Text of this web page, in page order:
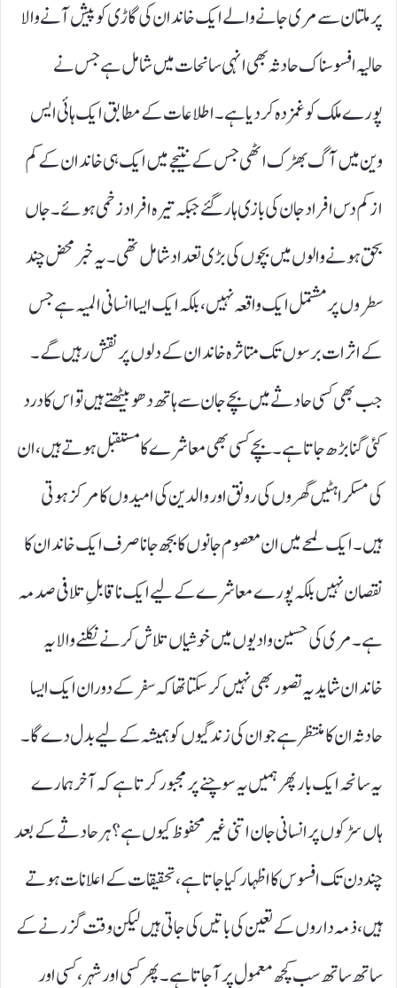
پر ملتان سے مری جانے والے ایک خاندان کی گاڑی کو پیش آنے والا
حالیہ افسوسناک حادثہ بھی انہی سانحات میں شامل ہے جس نے
پورے ملک کو غمزدہ کر دیا ہے۔ اطلاعات کے مطابق ایک ہائی ایس
وین میں آگ بھڑک اٹھی جس کے نتیجے میں ایک ہی خاندان کے کم
از کم دس افراد جان کی بازی ہار گئے جبکہ تیرہ افراد زخمی ہوئے۔ جاں
بحق ہونے والوں میں بچوں کی بڑی تعداد شامل تھی۔ یہ خبر محض چند
سطروں پر مشتمل ایک واقعہ نہیں، بلکہ ایک ایسا انسانی المیہ ہے جس
کے اثرات برسوں تک متاثرہ خاندان کے دلوں پر نقش رہیں گے۔
جب بھی کسی حادثے میں بچے جان سے ہاتھ دھو بیٹھتے ہیں تو اس کا درد
کئی گنا بڑھ جاتا ہے۔ بچے کسی بھی معاشرے کا مستقبل ہوتے ہیں، ان
کی مسکراہٹیں گھروں کی رونق اور والدین کی امیدوں کا مرکز ہوتی
ہیں۔ ایک لمحے میں ان معصوم جانوں کا بجھ جانا صرف ایک خاندان کا
نقصان نہیں بلکہ پورے معاشرے کے لیے ایک ناقابلِ تلافی صدمہ
ہے۔ مری کی حسین وادیوں میں خوشیاں تلاش کرنے نکلنے والا یہ
خاندان شاید یہ تصور بھی نہیں کر سکتا تھا کہ سفر کے دوران ایک ایسا
حادثہ ان کا منتظر ہے جو ان کی زندگیوں کو ہمیشہ کے لیے بدل دے گا۔
یہ سانحہ ایک بار پھر ہمیں یہ سوچنے پر مجبور کرتا ہے کہ آخر ہمارے
ہاں سڑکوں پر انسانی جان اتنی غیر محفوظ کیوں ہے؟ ہر حادثے کے بعد
چند دن تک افسوس کا اظہار کیا جاتا ہے، تحقیقات کے اعلانات ہوتے
ہیں، ذمہ داروں کے تعین کی باتیں کی جاتی ہیں لیکن وقت گزرنے کے
ساتھ ساتھ سب کچھ معمول پر آ جاتا ہے۔ پھر کسی اور شہر، کسی اور